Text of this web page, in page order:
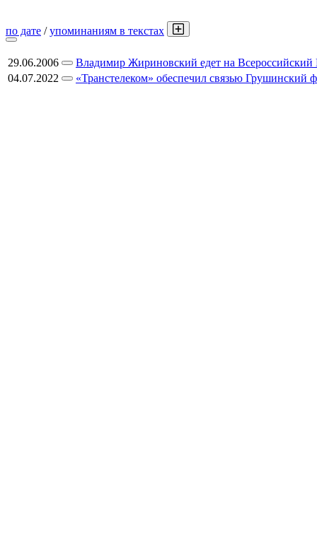
по дате /упоминаниям в текстах
29.06.2006
Владимир Жириновский едет на
04.07.2022
«Транстелеком» обеспечил связью Грушинский